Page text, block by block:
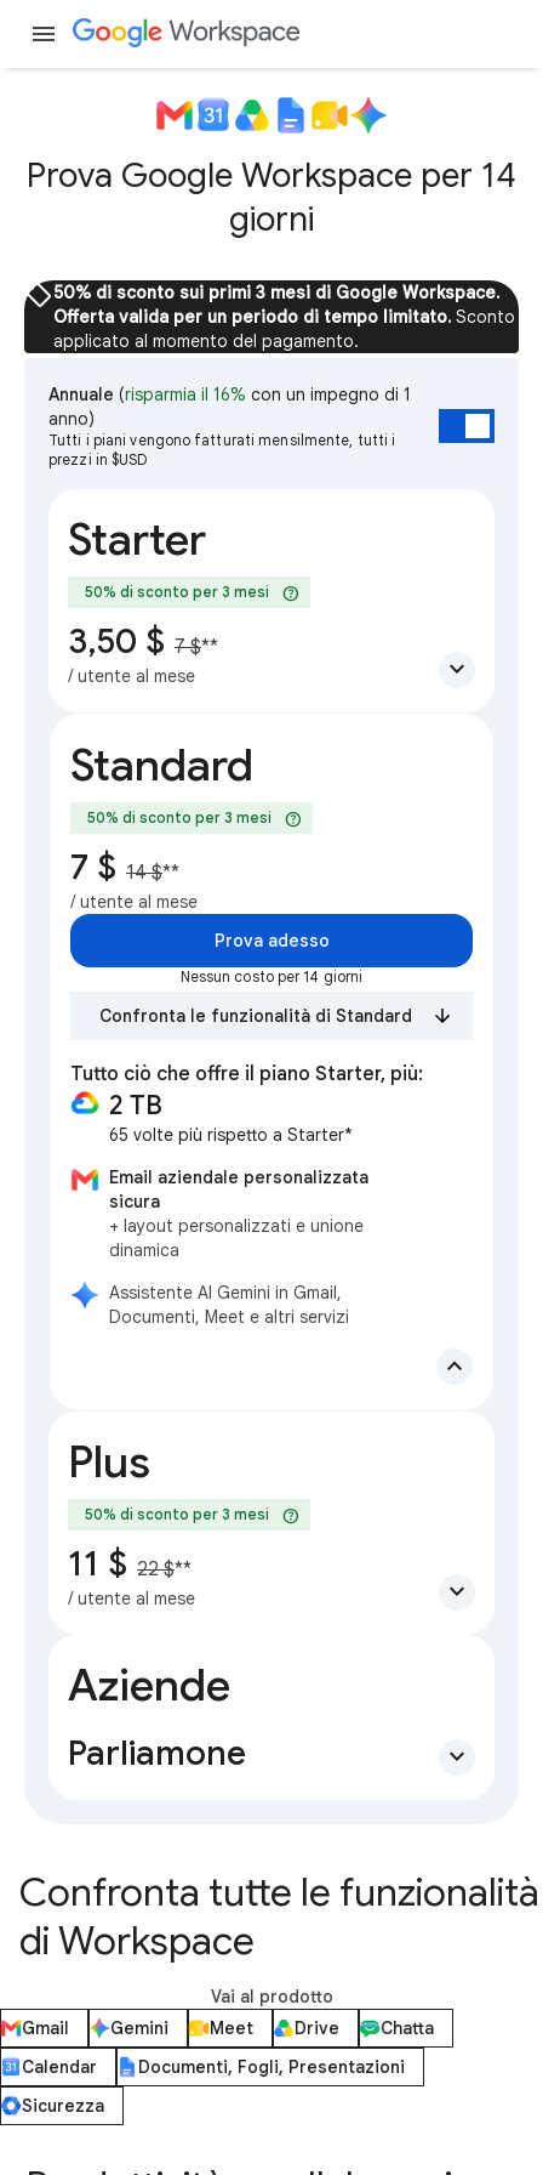
menu
Prova Google Workspace per 14
giorni
sell50% di sconto sui primi 3 mesi di Google Workspace.
Offerta valida per un periodo di tempo limitato. Sconto
applicato al momento del pagamento.
Annuale (risparmia il 16% con un impegno di 1
anno)
Tutti i piani vengono fatturati mensilmente, tutti i
prezzi in $USD
Starter
50% di sconto per 3 mesi help
3,50 $ 7 $**
/ utente al mese expand_more
Standard
50% di sconto per 3 mesi help
7 $ 14 $**
/ utente al mese
Prova adesso
Nessun costo per 14 giorni
Confronta le funzionalità di Standard
Tutto ciò che offre il piano Starter, più:
2 TB
65 volte più rispetto a Starter*
Email aziendale personalizzata
sicura
+ layout personalizzati e unione
dinamica
Assistente AI Gemini in Gmail,
Documenti, Meet e altri servizi
expand_less
Plus
50% di sconto per 3 mesi help
11 $ 22 $**
/ utente al mese expand_more
Aziende
Parliamone expand_more
Confronta tutte le funzionalità
di Workspace
Vai al prodotto
Gmail
Gemini Meet Drive
Chatta
Calendar
Documenti, Fogli, Presentazioni
Sicurezza